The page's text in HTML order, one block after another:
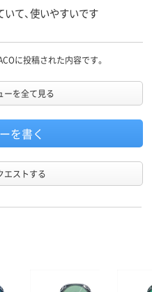
て、使いやすいです
に投稿された内容です。
ーを全て見る
を書く
エストする